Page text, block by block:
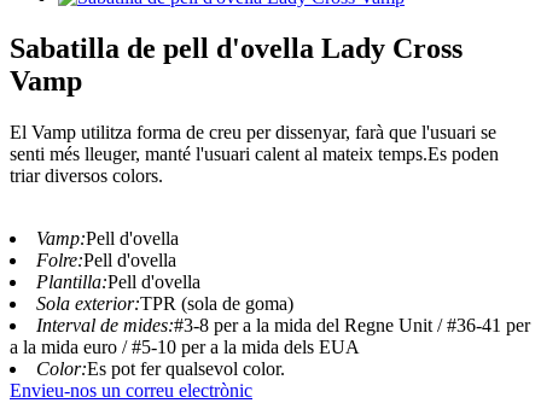
Sabatilla de pell d'ovella Lady Cross
Vamp
El Vamp utilitza forma de creu per dissenyar, farà que l'usuari se
senti més lleuger, manté l'usuari calent al mateix temps.Es poden
triar diversos colors.
Vamp:Pell d'ovella
Folre:Pell d'ovella
Plantilla:Pell d'ovella
Sola exterior:TPR (sola de goma)
Interval de mides:#3-8 per a la mida del Regne Unit / #36-41 per
a la mida euro / #5-10 per a la mida dels EUA
Color:Es pot fer qualsevol color.
Envieu-nos un correu electrònic